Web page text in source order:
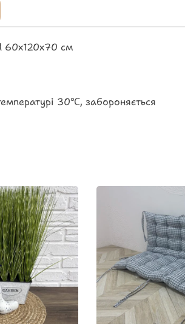
60х120х70 см
30℃, забороняється